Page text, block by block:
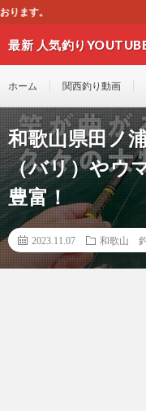
最新 人気釣り
ホーム 関西釣り動画
和歌山県田ノ
（バリ）やウ
豊富！
2023.11.07 和歌山